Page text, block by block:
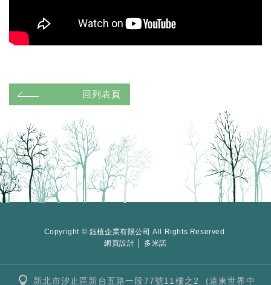
回列表頁
Copyright © 鈺植企業有限公司 All Rights Reserved.
網頁設計 │ 多米諾
新北市汐止區新台五路一段77號11樓之2 (遠東世界中